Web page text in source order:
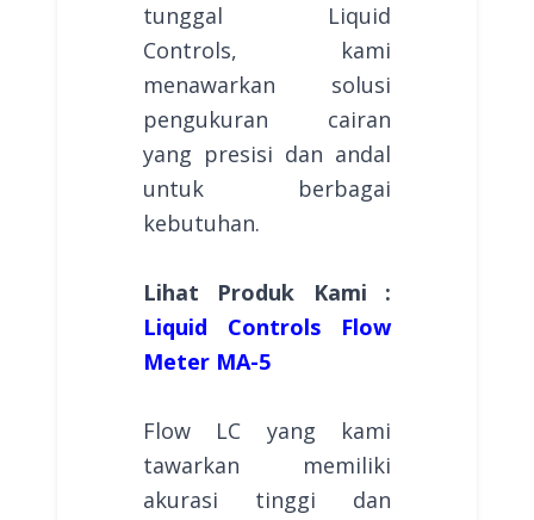
tunggal Liquid
Controls, kami
menawarkan solusi
pengukuran cairan
yang presisi dan andal
untuk berbagai
kebutuhan.
Lihat Produk Kami :
Liquid Controls Flow
Meter MA-5
Flow LC yang kami
tawarkan memiliki
akurasi tinggi dan